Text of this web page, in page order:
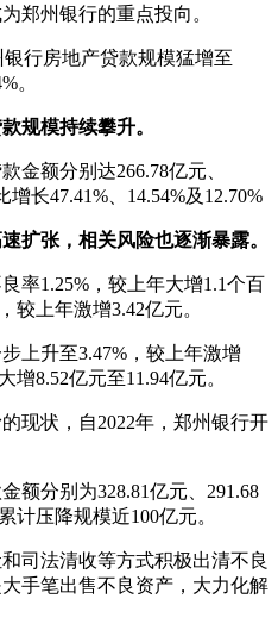
郑州银行的重点投向。
行房地产贷款规模猛增至
。
规模持续攀升。
金额分别达266.78亿元、
长47.41%、14.54%及12.70%
扩张，相关风险也逐渐暴露。
率1.25%，较上年大增1.1个百
较上年激增3.42亿元。
上升至3.47%，较上年激增
增8.52亿元至11.94亿元。
现状，自2022年，郑州银行开
额分别为328.81亿元、291.68
计压降规模近100亿元。
司法清收等方式积极出清不良
手笔出售不良资产，大力化解